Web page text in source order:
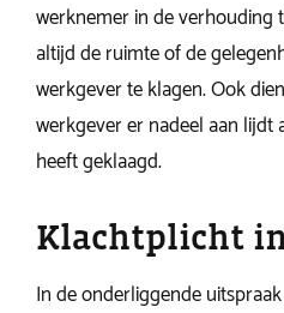
werknemer in de verhouding
altijd de ruimte of de
werkgever te klagen. Ook
werkgever er nadeel aan lijdt
heeft geklaagd.
Klachtplicht in
In de onderliggende